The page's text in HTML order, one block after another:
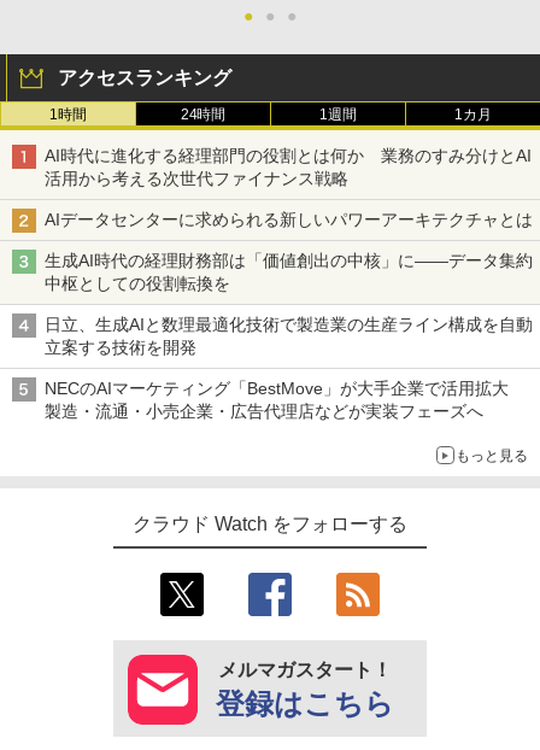
●
● ●
アクセスランキング
1時間 24時間 1週間 1カ月
AI時代に進化する経理部門の役割とは何か 業務のすみ分けとAI
活用から考える次世代ファイナンス戦略
AIデータセンターに求められる新しいパワーアーキテクチャとは
生成AI時代の経理財務部は「価値創出の中核」に――データ集約
中枢としての役割転換を
日立、生成AIと数理最適化技術で製造業の生産ライン構成を自動
立案する技術を開発
NECのAIマーケティング「BestMove」が大手企業で活用拡大
製造・流通・小売企業・広告代理店などが実装フェーズへ
もっと見る
クラウド Watch をフォローする
メルマガスタート！
登録はこちら